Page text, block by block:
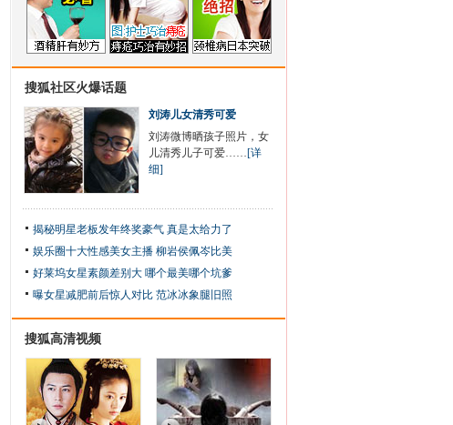
搜狐社区火爆话题
刘涛儿女清秀可爱
刘涛微博晒孩子照片，女
儿清秀儿子可爱……[详
细]
揭秘明星老板发年终奖豪气 真是太给力了
娱乐圈十大性感美女主播 柳岩侯佩岑比美
好莱坞女星素颜差别大 哪个最美哪个坑爹
曝女星减肥前后惊人对比 范冰冰象腿旧照
搜狐高清视频